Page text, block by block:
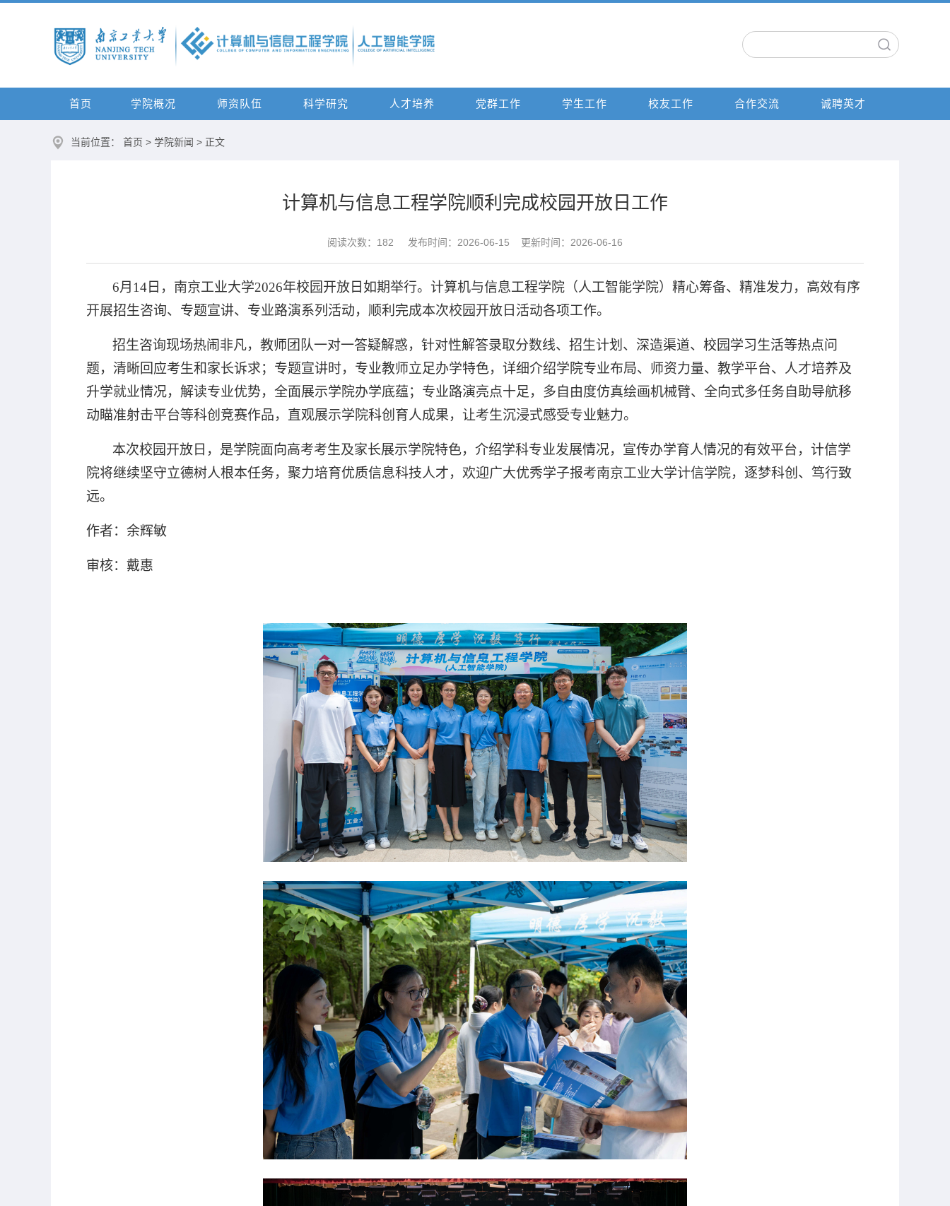
首页 学院概况 师资队伍 科学研究 人才培养 党群工作 学生工作 校友工作 合作交流 诚聘英才
当前位置： 首页 > 学院新闻 > 正文
计算机与信息工程学院顺利完成校园开放日工作
阅读次数： 182 发布时间：2026-06-15 更新时间：2026-06-16
6月 14日，南京工业大学2026年校园开放日如期举行。计算机与信息工程学院（人工智能学院）精心筹备、精准发力，高效有序
开展招生咨询、专题宣讲、专业路演系列活动，顺利完成本次校园开放日活动各项工作。
招生咨询现场热闹非凡，教师团队一对一答疑解惑，针对性解答录取分数线、招生计划、深造渠道、校园学习生活等热点问
题，清晰回应考生和家长诉求；专题宣讲时，专业教师立足办学特色，详细介绍学院专业布局、师资力量、教学平台、人才培养及
升学就业情况，解读专业优势，全面展示学院办学底蕴；专业路演亮点十足，多自由度仿真绘画机械臂、全向式多任务自助导航移
动瞄准射击平台等科创竞赛作品，直观展示学院科创育人成果，让考生沉浸式感受专业魅力。
本次校园开放日，是学院面向高考考生及家长展示学院特色，介绍学科专业发展情况，宣传办学育人情况的有效平台，计信学
院将继续坚守立德树人根本任务，聚力培育优质信息科技人才，欢迎广大优秀学子报考南京工业大学计信学院，逐梦科创、笃行致
远。
作者：余辉敏
审核：戴惠